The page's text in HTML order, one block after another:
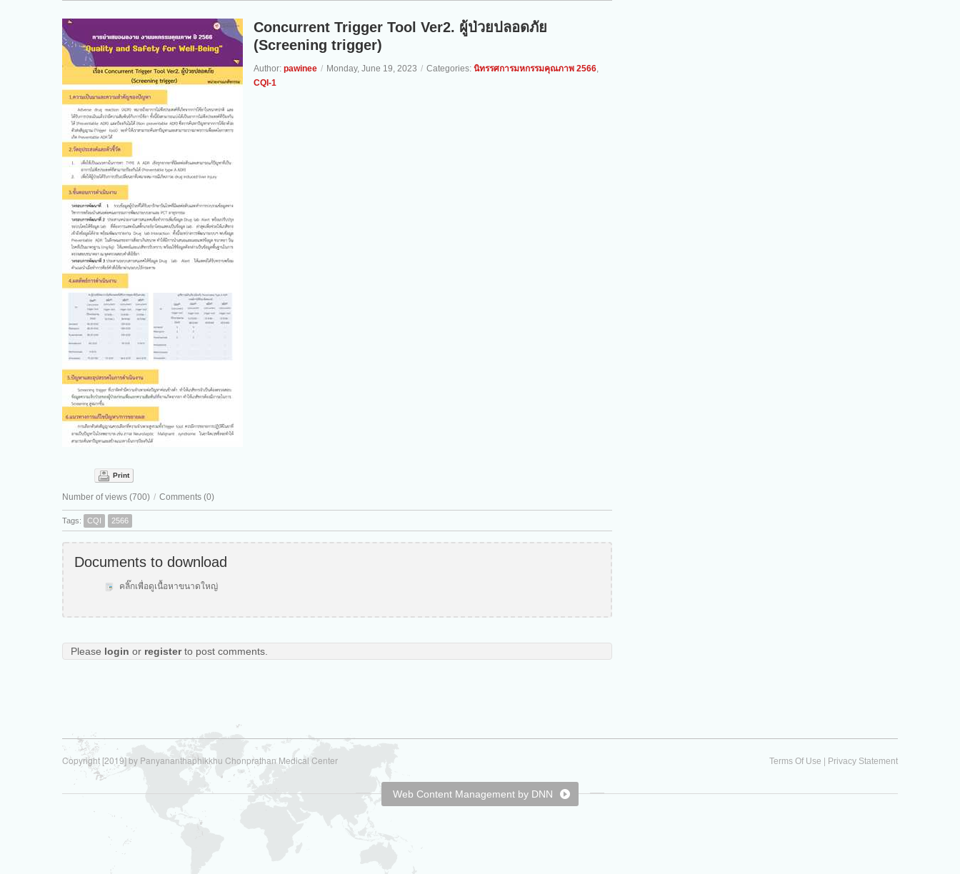
Concurrent Trigger Tool Ver2. ผู้ป่วยปลอดภัย
(Screening trigger)
Author: pawinee / Monday, June 19, 2023 / Categories: นิทรรศการมหกรรมคุณภาพ 2566,
CQI-1
Print
Number of views (700) / Comments (0)
Tags: CQI 2566
Documents to download
คลิ๊กเพื่อดูเนื้อหาขนาดใหญ่
Please login or registerto post comments.
Terms Of Use | Privacy Statement
Copyright [2019] by Panyananthaphikkhu Chonprathan Medical Center
Web Content Management by DNN